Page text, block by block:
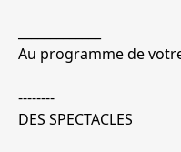
Au programme de
--------
DES SPECTACLES